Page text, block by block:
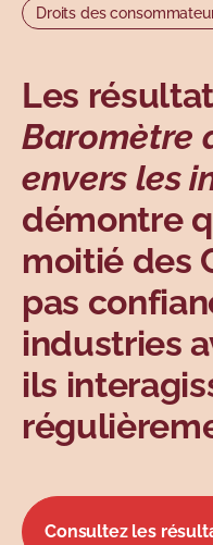
Droits des
Les
Baromètre
envers les
démontre
moitié des
pas
industries
ils
Consultez les